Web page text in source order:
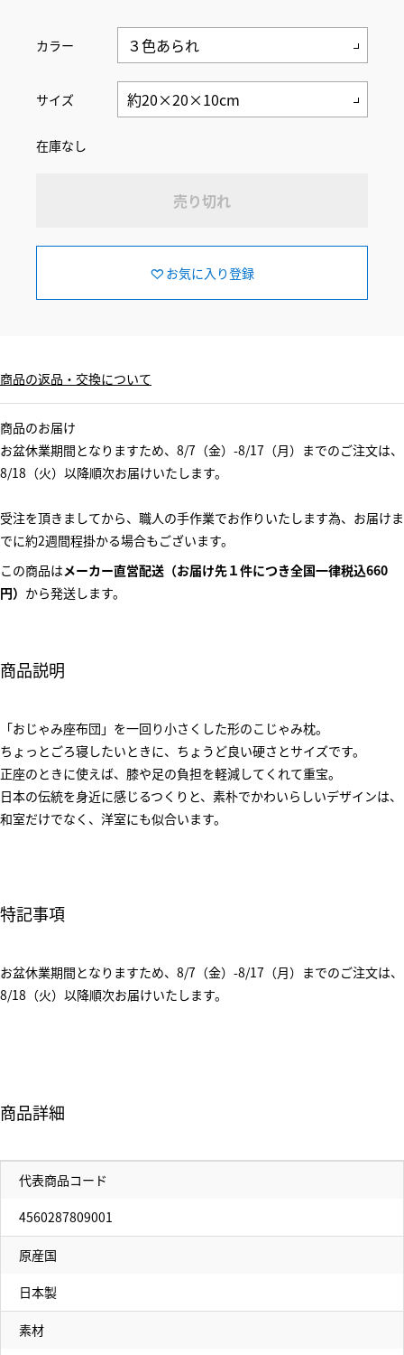
カラー
サイズ
在庫なし
売り切れ
お気に入り登録
商品の返品・交換について
商品のお届け
お盆休業期間となりますため、8/7（金）-8/17（月）までのご注文は、
8/18（火）以降順次お届けいたします。
受注を頂きましてから、職人の手作業でお作りいたします為、お届けま
でに約2週間程掛かる場合もございます。
この商品はメーカー直営配送（お届け先１件につき全国一律税込660
円） から発送します。
商品説明
「おじゃみ座布団」を一回り小さくした形のこじゃみ枕。
ちょっとごろ寝したいときに、ちょうど良い硬さとサイズです。
正座のときに使えば、膝や足の負担を軽減してくれて重宝。
日本の伝統を身近に感じるつくりと、素朴でかわいらしいデザインは、
和室だけでなく、洋室にも似合います。
特記事項
お盆休業期間となりますため、8/7（金）-8/17（月）までのご注文は、
8/18（火）以降順次お届けいたします。
商品詳細
代表商品コード
4560287809001
原産国
日本製
素材